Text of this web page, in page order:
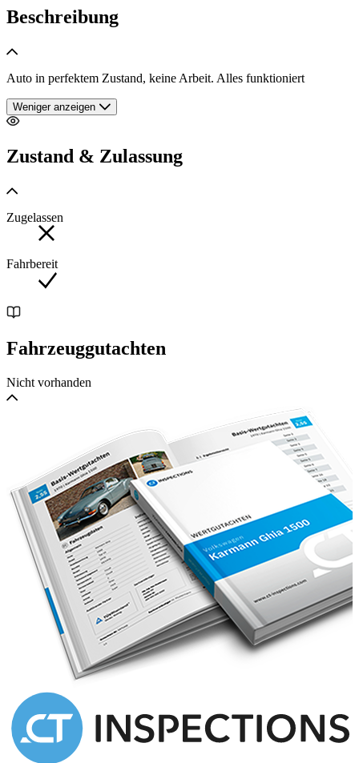
Beschreibung
Auto in perfektem Zustand, keine Arbeit. Alles funktioniert
Weniger anzeigen
Zustand & Zulassung
Zugelassen
Fahrbereit
Fahrzeuggutachten
Nicht vorhanden